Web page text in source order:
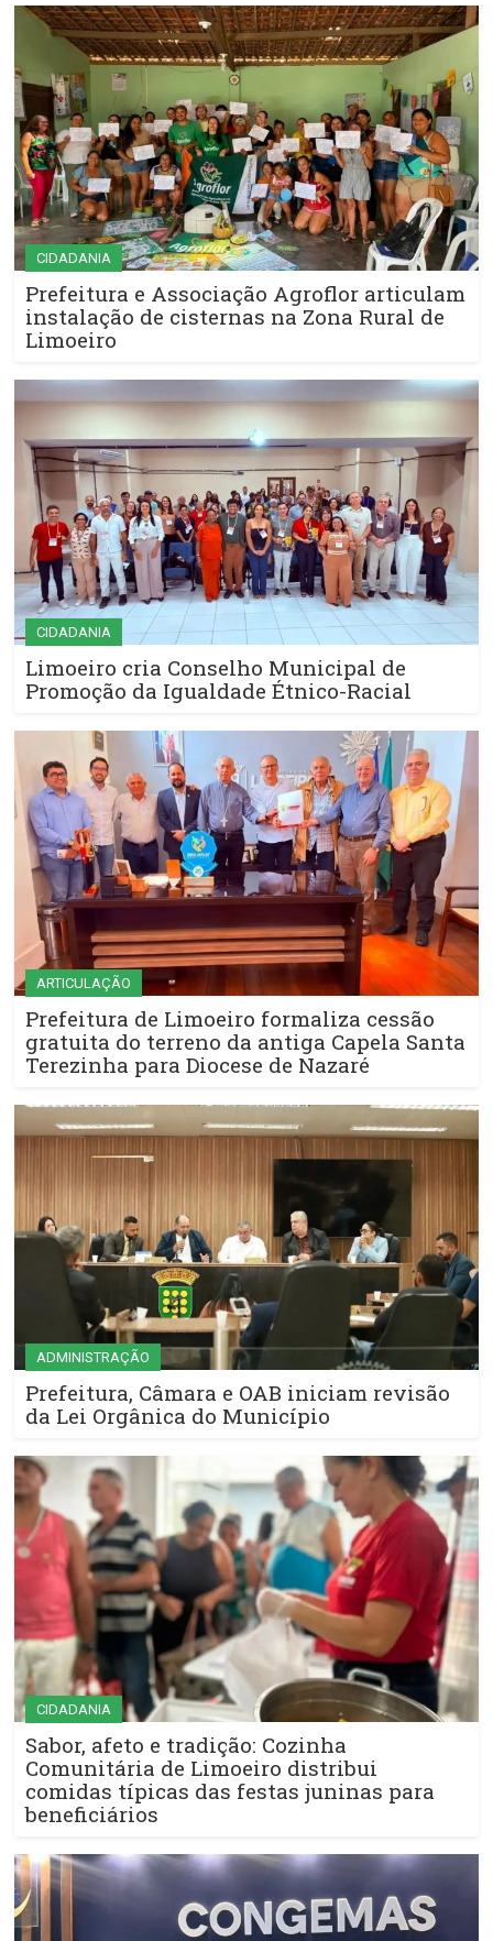
CIDADANIA
Prefeitura e Associação Agroflor articulam
instalação de cisternas na Zona Rural de
Limoeiro
CIDADANIA
Limoeiro cria Conselho Municipal de
Promoção da Igualdade Étnico-Racial
ARTICULAÇÃO
Prefeitura de Limoeiro formaliza cessão
gratuita do terreno da antiga Capela Santa
Terezinha para Diocese de Nazaré
ADMINISTRAÇÃO
Prefeitura, Câmara e OAB iniciam revisão
da Lei Orgânica do Município
CIDADANIA
Sabor, afeto e tradição: Cozinha
Comunitária de Limoeiro distribui
comidas típicas das festas juninas para
beneficiários